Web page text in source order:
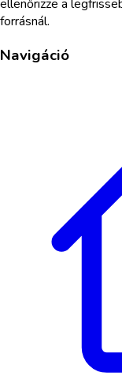
ellenőrizze a
forrásnál.
Navigáció